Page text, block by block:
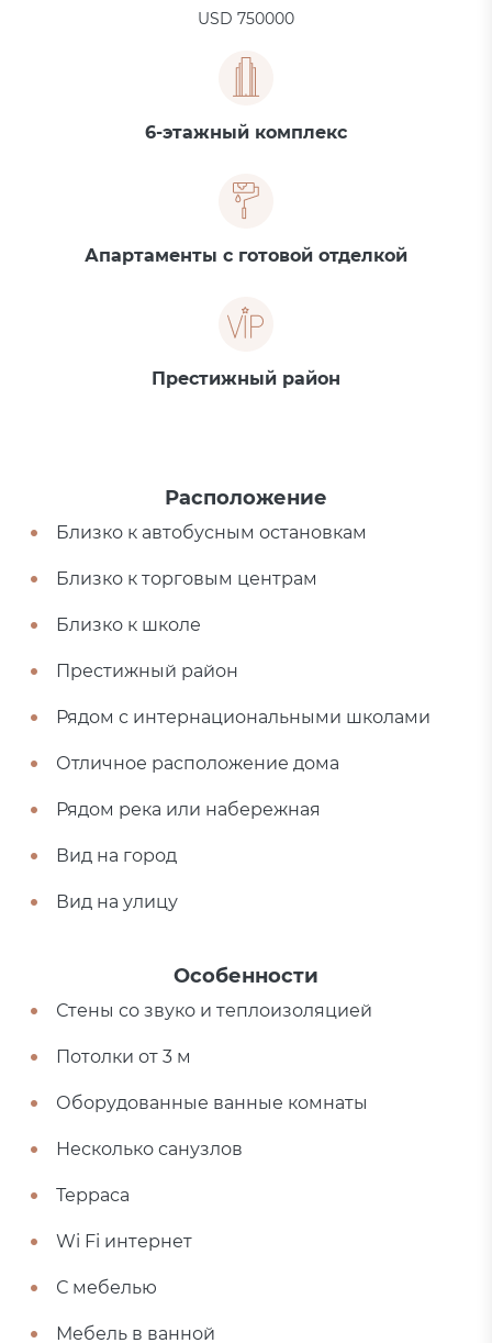
USD 750000
6-этажный комплекс
Апартаменты с готовой отделкой
Престижный район
Расположение
Близко к автобусным остановкам
Близко к торговым центрам
Близко к школе
Престижный район
Рядом с интернациональными школами
Отличное расположение дома
Рядом река или набережная
Вид на город
Вид на улицу
Особенности
Стены со звуко и теплоизоляцией
Потолки от 3 м
Оборудованные ванные комнаты
Несколько санузлов
Терраса
Wi Fi интернет
С мебелью
Мебель в ванной